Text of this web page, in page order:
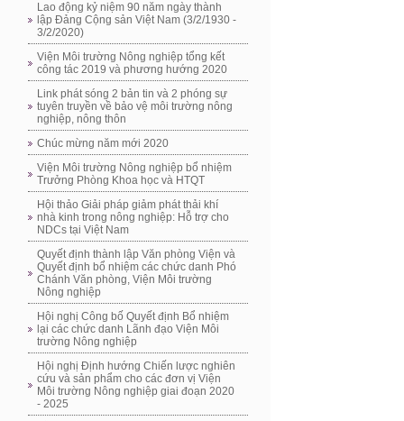
Lao động kỷ niệm 90 năm ngày thành
lập Đảng Cộng sản Việt Nam (3/2/1930 -
3/2/2020)
Viện Môi trường Nông nghiệp tổng kết
công tác 2019 và phương hướng 2020
Link phát sóng 2 bản tin và 2 phóng sự
tuyên truyền về bảo vệ môi trường nông
nghiệp, nông thôn
Chúc mừng năm mới 2020
Viện Môi trường Nông nghiệp bổ nhiệm
Trưởng Phòng Khoa học và HTQT
Hội thảo Giải pháp giảm phát thải khí
nhà kinh trong nông nghiệp: Hỗ trợ cho
NDCs tại Việt Nam
Quyết định thành lập Văn phòng Viện và
Quyết định bổ nhiệm các chức danh Phó
Chánh Văn phòng, Viện Môi trường
Nông nghiệp
Hội nghị Công bố Quyết định Bổ nhiệm
lại các chức danh Lãnh đạo Viện Môi
trường Nông nghiệp
Hội nghị Định hướng Chiến lược nghiên
cứu và sản phẩm cho các đơn vị Viện
Môi trường Nông nghiệp giai đoạn 2020
- 2025